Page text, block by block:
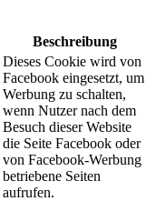
Beschreibung
Dieses Cookie wird von
Facebook eingesetzt, um
Werbung zu schalten,
wenn Nutzer nach dem
Besuch dieser Website
die Seite Facebook oder
von Facebook-Werbung
betriebene Seiten
aufrufen.